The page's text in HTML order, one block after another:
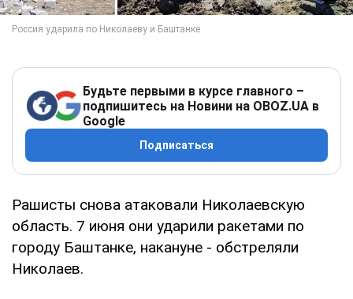
Будьте первыми в курсе главного –
подпишитесь на Новини на OBOZ.UA в
Google
Подписаться
Рашисты снова атаковали Николаевскую
область. 7 июня они ударили ракетами по
городу Баштанке, накануне - обстреляли
Николаев.